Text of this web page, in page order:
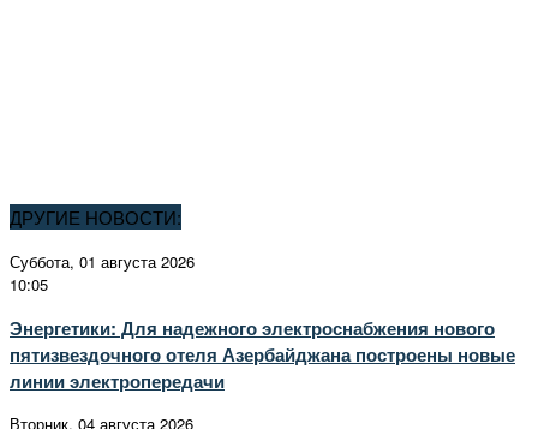
ДРУГИЕ НОВОСТИ:
Суббота, 01 августа 2026
10:05
Энергетики: Для надежного электроснабжения нового
пятизвездочного отеля Азербайджана построены новые
линии электропередачи
Вторник, 04 августа 2026